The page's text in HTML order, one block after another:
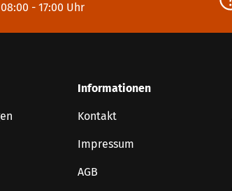
- 17:00 Uhr
Informationen
Kontakt
Impressum
AGB